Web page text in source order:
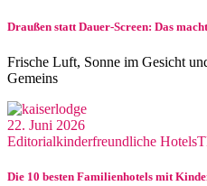
Draußen statt Dauer-Screen: Das
Frische Luft, Sonne im Gesicht
Gemeins
22. Juni 2026
Editorialkinderfreundliche Hotels
Die 10 besten Familienhotels mit